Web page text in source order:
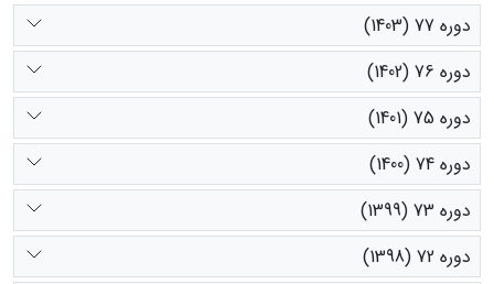
دوره 77 (1403)
دوره 76 (1402)
دوره 75 (1401)
دوره 74 (1400)
دوره 73 (1399)
دوره 72 (1398)